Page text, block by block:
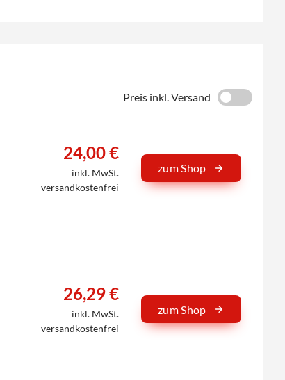
Preis inkl. Versand
24,00 €
inkl. MwSt.
versandkostenfrei
zum Shop
26,29 €
inkl. MwSt.
versandkostenfrei
zum Shop